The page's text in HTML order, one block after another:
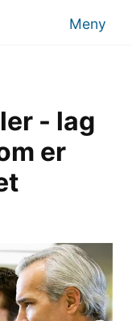
Meny
- lag
er